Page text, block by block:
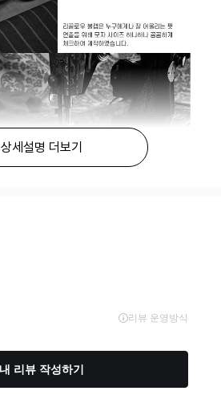
상세설명 더보기